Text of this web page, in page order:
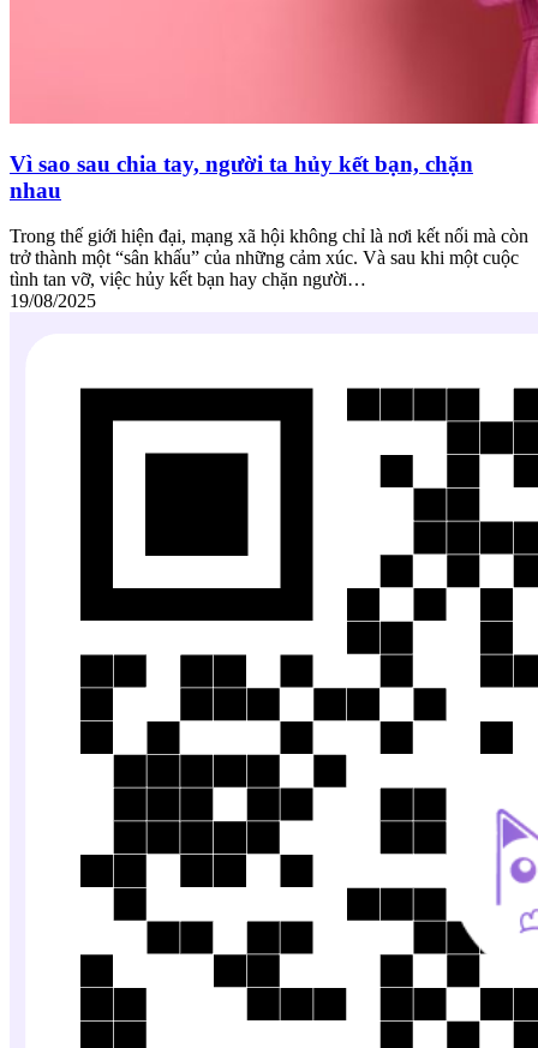
Vì sao sau chia tay, người ta hủy kết bạn, chặn
nhau
Trong thế giới hiện đại, mạng xã hội không chỉ là nơi kết nối mà còn
trở thành một “sân khấu” của những cảm xúc. Và sau khi một cuộc
tình tan vỡ, việc hủy kết bạn hay chặn người…
19/08/2025